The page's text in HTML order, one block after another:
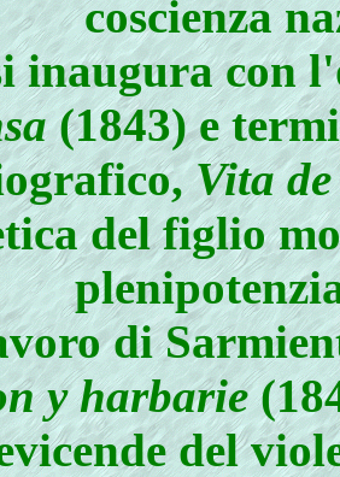
coscienza
inaugura con
(1843) e
Vita
del figlio
di
y harbarie
del